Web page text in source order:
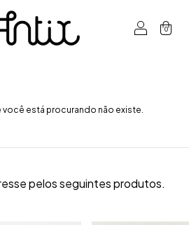
0
você está procurando não existe.
pelos seguintes produtos.